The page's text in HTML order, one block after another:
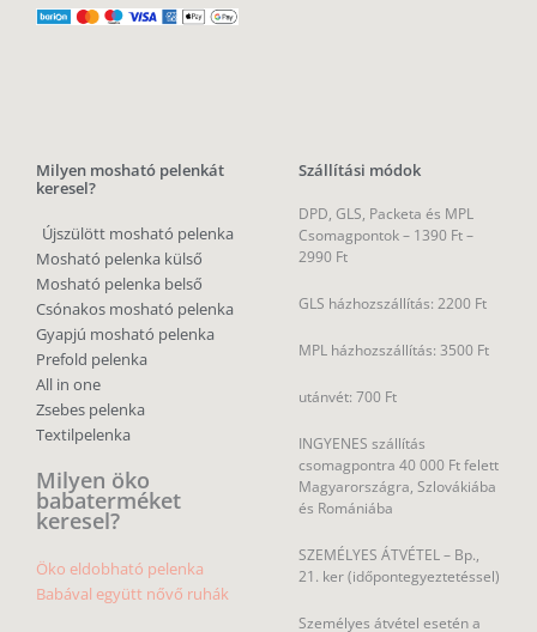
Milyen mosható pelenkát
keresel?
Újszülött mosható pelenka
Mosható pelenka külső
Mosható pelenka belső
Csónakos mosható pelenka
Gyapjú mosható pelenka
Prefold pelenka
All in one
Zsebes pelenka
Textilpelenka
Milyen öko
babaterméket
keresel?
Öko eldobható pelenka
Babával együtt nővő ruhák
Szállítási módok
DPD, GLS, Packeta és MPL
Csomagpontok – 1390 Ft –
2990 Ft
GLS házhozszállítás: 2200 Ft
MPL házhozszállítás: 3500 Ft
utánvét: 700 Ft
INGYENES szállítás
csomagpontra 40 000 Ft felett
Magyarországra, Szlovákiába
és Romániába
SZEMÉLYES ÁTVÉTEL – Bp.,
21. ker (időpontegyeztetéssel)
Személyes átvétel esetén a